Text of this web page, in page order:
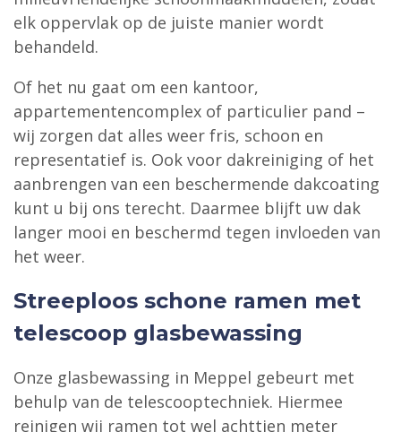
elk oppervlak op de juiste manier wordt
behandeld.
Of het nu gaat om een kantoor,
appartementencomplex of particulier pand –
wij zorgen dat alles weer fris, schoon en
representatief is. Ook voor dakreiniging of het
aanbrengen van een beschermende dakcoating
kunt u bij ons terecht. Daarmee blijft uw dak
langer mooi en beschermd tegen invloeden van
het weer.
Streeploos schone ramen met
telescoop glasbewassing
Onze glasbewassing in Meppel gebeurt met
behulp van de telescooptechniek. Hiermee
reinigen wij ramen tot wel achttien meter